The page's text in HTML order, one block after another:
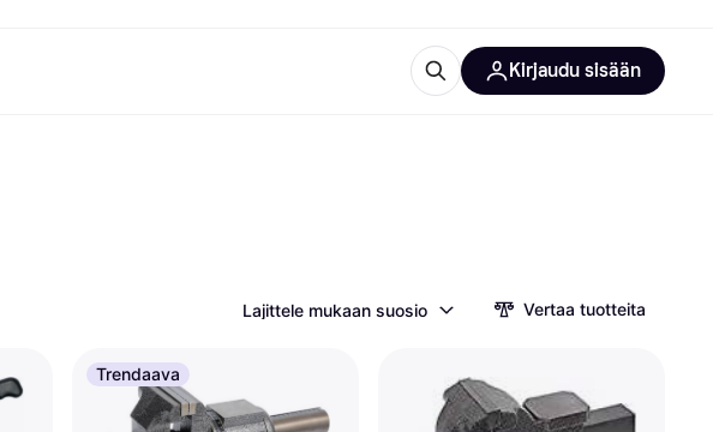
Kaikki kategoriat
Kirjaudu sisään
Lajittele mukaan suosio Vertaa tuotteita
Trendaava